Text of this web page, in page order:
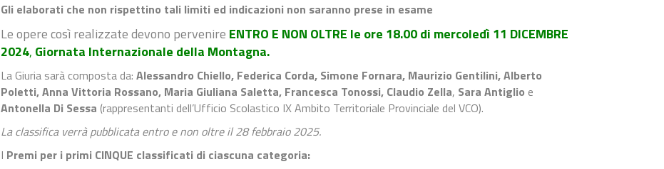
Gli elaborati che non rispettino tali limiti ed indicazioni non saranno prese in esame
Le opere così realizzate devono pervenire ENTRO E NON OLTRE le ore 18.00 di mercoledì 11 DICEMBRE
2024, Giornata Internazionale della Montagna.
La Giuria sarà composta da:Alessandro Chiello, Federica Corda, Simone Fornara, Maurizio Gentilini, Alberto
Poletti, Anna Vittoria Rossano, Maria Giuliana Saletta, Francesca Tonossi, Claudio Zella, Sara Antiglio e
Antonella Di Sessa (rappresentanti dell’Ufficio Scolastico IX Ambito Territoriale Provinciale del VCO).
La classifica verrà pubblicata entro e non oltre il 28 febbraio 2025.
I Premi per i primi CINQUE classificati di ciascuna categoria: